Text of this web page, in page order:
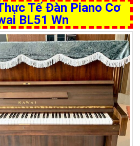
Tế Đàn Piano Cơ
BL51 Wn